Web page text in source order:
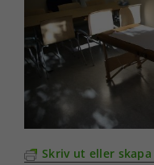
Skriv ut eller